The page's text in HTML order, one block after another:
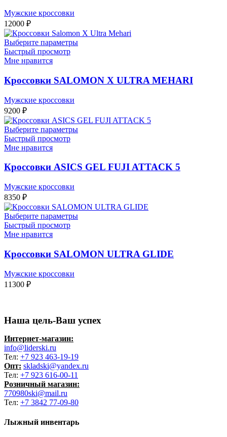
Мужские кроссовки
12000 ₽
Выберите параметры
Быстрый просмотр
Мне нравится
Кроссовки SALOMON X ULTRA MEHARI
Мужские кроссовки
9200 ₽
Выберите параметры
Быстрый просмотр
Мне нравится
Кроссовки ASICS GEL FUJI ATTACK 5
Мужские кроссовки
8350 ₽
Выберите параметры
Быстрый просмотр
Мне нравится
Кроссовки SALOMON ULTRA GLIDE
Мужские кроссовки
11300 ₽
Наша цель-Ваш успех
Интернет-магазин:
info@liderski.ru
Тел: +7 923 463-19-19
Опт: skladski@yandex.ru
Тел: +7 923 616-00-11
Розничный магазин:
770980ski@mail.ru
Тел: +7 3842 77-09-80
Лыжный инвентарь